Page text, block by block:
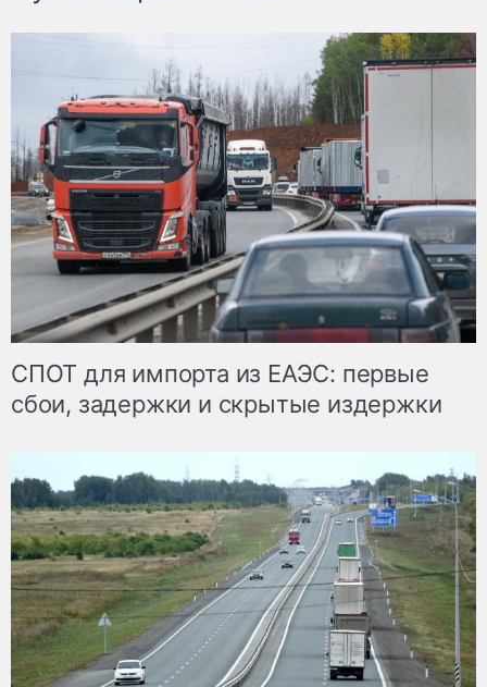
СПОТ для импорта из ЕАЭС: первые
сбои, задержки и скрытые издержки